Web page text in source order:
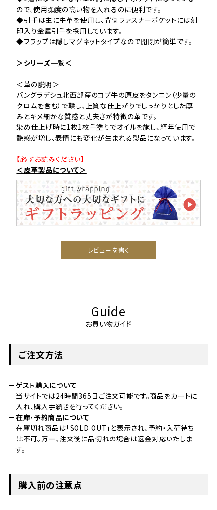
ので、使用頻度の高い物を入れるのに便利です。
◆引手は主に牛革を使用し、背側ファスナーポケットには刻
印入り金属引手を採用しています。
◆フラップは隠しマグネットタイプなので開閉が簡単です。
＞シリーズ一覧＜
＜革の説明＞
バングラデシュ北西部産のコブ牛の原皮をタンニン（少量の
クロムを含む）で鞣し、上質な仕上がりでしっかりとした厚
みとキメ細かな質感と丈夫さが特徴の革です。
染め仕上げ時に1枚1枚手塗りでオイルを施し、経年使用で
艶感が増し、表情にも変化が生まれる製品になっています。
【必ずお読みください】
＜皮革製品について＞
レビューを書く
Guide
お買い物ガイド
ご注文方法
ゲスト購入について
当サイトでは24時間365日ご注文可能です。商品をカートに
入れ、購入手続きを行ってください。
在庫・予約商品について
在庫切れ商品は「SOLD OUT」と表示され、予約・入荷待ち
は不可。万一、注文後に品切れの場合は返金対応いたしま
す。
購入前の注意点